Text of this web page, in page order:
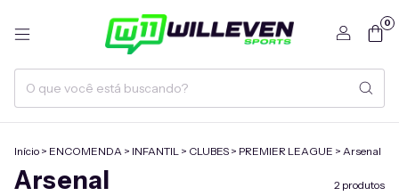
0
Início > ENCOMENDA > INFANTIL > CLUBES > PREMIER LEAGUE > Arsenal
Arsenal 2 produtos